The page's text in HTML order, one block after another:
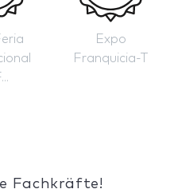
Expo
Franquicia-T
Fachkräfte!